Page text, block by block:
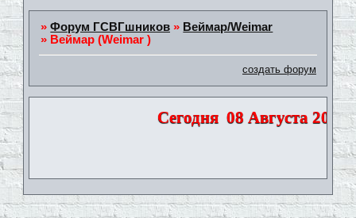
»Форум ГСВГшников » Веймар/Weimar
» Веймар (Weimar )
создать форум
Сегодня 08 Августа 2026